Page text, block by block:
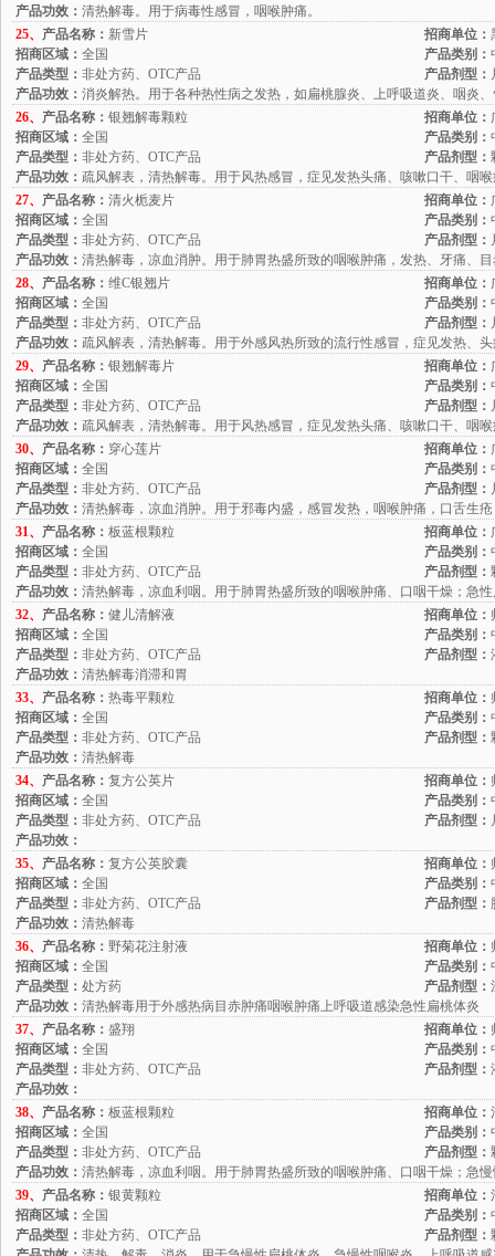
产品功效： 清热解毒。用于病毒性感冒，咽喉肿痛。
25、 产品名称： 新雪片 招商单位：
招商区域： 全国 产品类别：
产品类型： 非处方药、OTC产品 产品剂型：
产品功效： 消炎解热。用于各种热性病之发热，如扁桃腺炎、上呼吸道炎、咽炎
26、 产品名称： 银翘解毒颗粒 招商单位：
招商区域： 全国 产品类别：
产品类型： 非处方药、OTC产品 产品剂型：
产品功效： 疏风解表，清热解毒。用于风热感冒，症见发热头痛、咳嗽口干、咽
27、 产品名称： 清火栀麦片 招商单位：
招商区域： 全国 产品类别：
产品类型： 非处方药、OTC产品 产品剂型：
产品功效： 清热解毒，凉血消肿。用于肺胃热盛所致的咽喉肿痛，发热、牙痛、
28、 产品名称： 维C银翘片 招商单位：
招商区域： 全国 产品类别：
产品类型： 非处方药、OTC产品 产品剂型：
产品功效： 疏风解表，清热解毒。用于外感风热所致的流行性感冒，症见发热、
29、 产品名称： 银翘解毒片 招商单位：
招商区域： 全国 产品类别：
产品类型： 非处方药、OTC产品 产品剂型：
产品功效： 疏风解表，清热解毒。用于风热感冒，症见发热头痛、咳嗽口干、咽
30、 产品名称： 穿心莲片 招商单位：
招商区域： 全国 产品类别：
产品类型： 非处方药、OTC产品 产品剂型：
产品功效： 清热解毒，凉血消肿。用于邪毒内盛，感冒发热，咽喉肿痛，口舌生
31、 产品名称： 板蓝根颗粒 招商单位：
招商区域： 全国 产品类别：
产品类型： 非处方药、OTC产品 产品剂型：
产品功效： 清热解毒，凉血利咽。用于肺胃热盛所致的咽喉肿痛、口咽干燥；急
32、 产品名称： 健儿清解液 招商单位：
招商区域： 全国 产品类别：
产品类型： 非处方药、OTC产品 产品剂型：
产品功效： 清热解毒消滞和胃
33、 产品名称： 热毒平颗粒 招商单位：
招商区域： 全国 产品类别：
产品类型： 非处方药、OTC产品 产品剂型：
产品功效： 清热解毒
34、 产品名称： 复方公英片 招商单位：
招商区域： 全国 产品类别：
产品类型： 非处方药、OTC产品 产品剂型：
产品功效：
35、 产品名称： 复方公英胶囊 招商单位：
招商区域： 全国 产品类别：
产品类型： 非处方药、OTC产品 产品剂型：
产品功效： 清热解毒
36、 产品名称： 野菊花注射液 招商单位：
招商区域： 全国 产品类别：
产品类型： 处方药 产品剂型：
产品功效： 清热解毒用于外感热病目赤肿痛咽喉肿痛上呼吸道感染急性扁桃体炎
37、 产品名称： 盛翔 招商单位：
招商区域： 全国 产品类别：
产品类型： 非处方药、OTC产品 产品剂型：
产品功效：
38、 产品名称： 板蓝根颗粒 招商单位：
招商区域： 全国 产品类别：
产品类型： 非处方药、OTC产品 产品剂型：
产品功效： 清热解毒，凉血利咽。用于肺胃热盛所致的咽喉肿痛、口咽干燥；急
39、 产品名称： 银黄颗粒 招商单位：
招商区域： 全国 产品类别：
产品类型： 非处方药、OTC产品 产品剂型：